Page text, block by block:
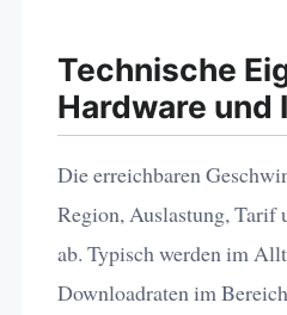
Technische
Hardware und
Die erreichbaren
Region, Auslastung, Tarif
ab. Typisch werden im
Downloadraten im